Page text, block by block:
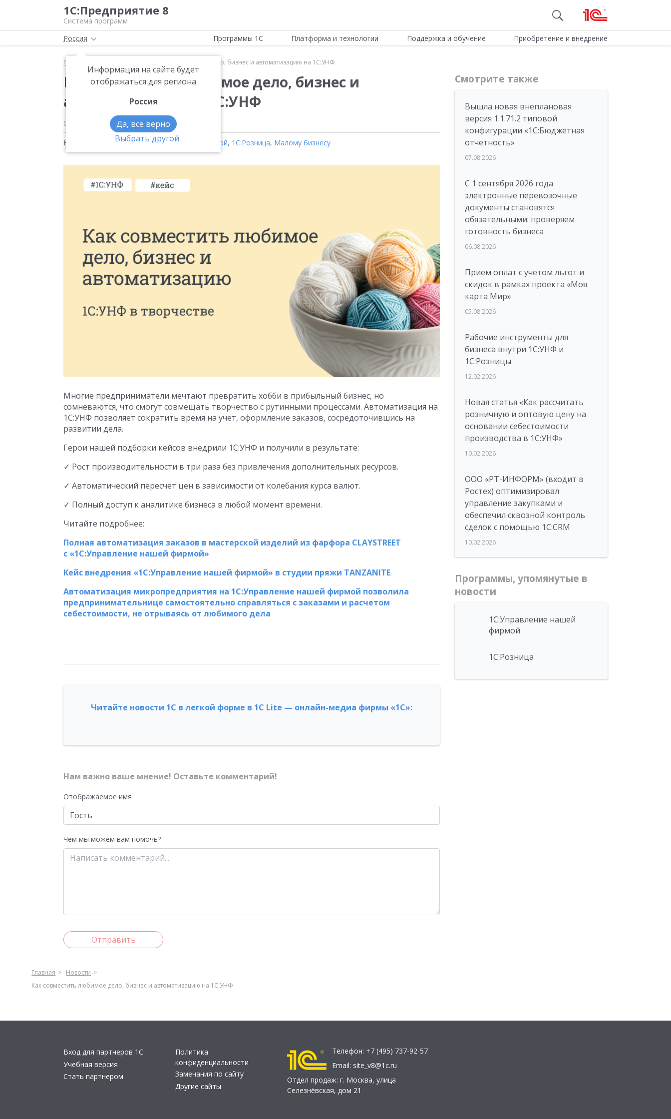
1С:Предприятие 8
Система программ
Россия
Информация на сайте будет
отображаться для региона
Россия
Да, все верно
Выбрать другой
Программы 1С Платформа и технологии Поддержка и обучение Приобретение и внедрение
Главная Как совместить любимое дело, бизнес и автоматизацию на 1С:УНФ
Как совместить любимое дело, бизнес и
автоматизацию на 1С:УНФ
03.04.2025
Новости на тему:1С:Управление нашей фирмой, 1С:Розница, Малому бизнесу
Многие предприниматели мечтают превратить хобби в прибыльный бизнес, но
сомневаются, что смогут совмещать творчество с рутинными процессами. Автоматизация на
1С:УНФ позволяет сократить время на учет, оформление заказов, сосредоточившись на
развитии дела.
Герои нашей подборки кейсов внедрили 1С:УНФ и получили в результате:
✓ Рост производительности в три раза без привлечения дополнительных ресурсов.
✓ Автоматический пересчет цен в зависимости от колебания курса валют.
✓ Полный доступ к аналитике бизнеса в любой момент времени.
Читайте подробнее:
Полная автоматизация заказов в мастерской изделий из фарфора CLAYSTREET
с «1С:Управление нашей фирмой»
Кейс внедрения «1С:Управление нашей фирмой» в студии пряжи TANZANITE
Автоматизация микропредприятия на 1С:Управление нашей фирмой позволила
предпринимательнице самостоятельно справляться с заказами и расчетом
себестоимости, не отрываясь от любимого дела
Читайте новости 1С в легкой форме в 1С Lite — онлайн-медиа фирмы «1С»:
Нам важно ваше мнение! Оставьте комментарий!
Отображаемое имя
Чем мы можем вам помочь?
Отправить
Смотрите также
Вышла новая внеплановая
версия 1.1.71.2 типовой
конфигурации «1C:Бюджетная
отчетность»
07.08.2026
С 1 сентября 2026 года
электронные перевозочные
документы становятся
обязательными: проверяем
готовность бизнеса
06.08.2026
Прием оплат с учетом льгот и
скидок в рамках проекта «Моя
карта Мир»
05.08.2026
Рабочие инструменты для
бизнеса внутри 1С:УНФ и
1С:Розницы
12.02.2026
Новая статья «Как рассчитать
розничную и оптовую цену на
основании себестоимости
производства в 1С:УНФ»
10.02.2026
ООО «РТ-ИНФОРМ» (входит в
Ростех) оптимизировал
управление закупками и
обеспечил сквозной контроль
сделок с помощью 1С:CRM
10.02.2026
Программы, упомянутые в
новости
1С:Управление нашей
фирмой
1С:Розница
Главная
Новости
Как совместить любимое дело, бизнес и автоматизацию на 1С:УНФ
Вход для партнеров 1С
Учебная версия
Стать партнером
Политика
конфиденциальности
Замечания по сайту
Другие сайты
Телефон: +7 (495) 737-92-57
Email: site_v8@1c.ru
Отдел продаж: г. Москва, улица
Селезнёвская, дом 21